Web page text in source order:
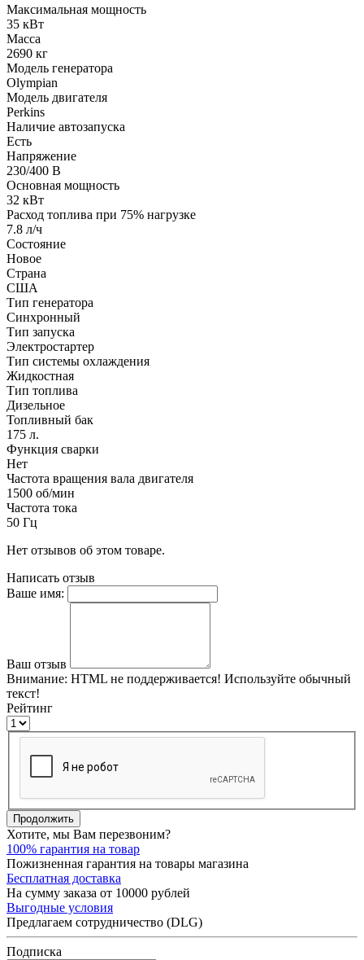
Максимальная мощность
35 кВт
Масса
2690 кг
Модель генератора
Olympian
Модель двигателя
Perkins
Наличие автозапуска
Есть
Напряжение
230/400 В
Основная мощность
32 кВт
Расход топлива при 75% нагрузке
7.8 л/ч
Состояние
Новое
Страна
США
Тип генератора
Синхронный
Тип запуска
Электростартер
Тип системы охлаждения
Жидкостная
Тип топлива
Дизельное
Топливный бак
175 л.
Функция сварки
Нет
Частота вращения вала двигателя
1500 об/мин
Частота тока
50 Гц
Нет отзывов об этом товаре.
Написать отзыв
Ваше имя:
Ваш отзыв
Внимание: HTML не поддерживается! Используйте обычный
текст!
Рейтинг
Продолжить
Хотите, мы Вам перезвоним?
100% гарантия на товар
Пожизненная гарантия на товары магазина
Бесплатная доставка
На сумму заказа от 10000 рублей
Выгодные условия
Предлагаем сотрудничество (DLG)
Подписка